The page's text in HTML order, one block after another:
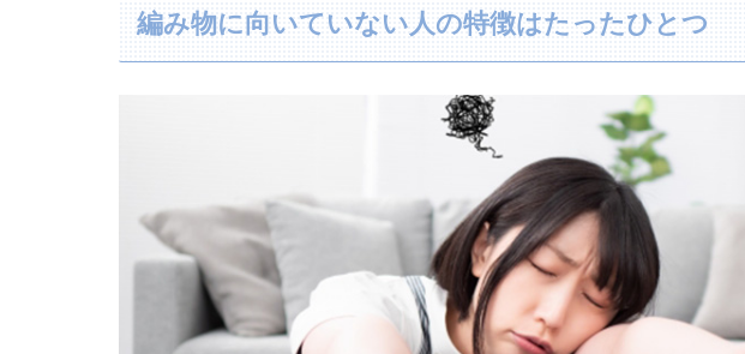
編み物に向いていない人の特徴はたったひとつ